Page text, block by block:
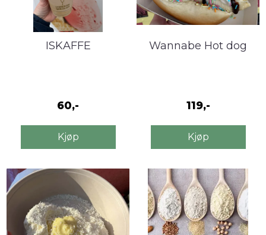
ISKAFFE
60,-
Kjøp
Wannabe Hot dog
119,-
Kjøp